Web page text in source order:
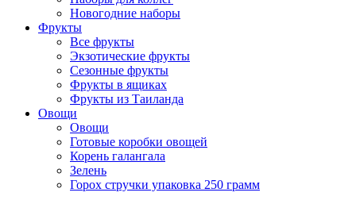
Новогодние наборы
Фрукты
Все фрукты
Экзотические фрукты
Сезонные фрукты
Фрукты в ящиках
Фрукты из Таиланда
Овощи
Овощи
Готовые коробки овощей
Корень галангала
Зелень
Горох стручки упаковка 250 грамм